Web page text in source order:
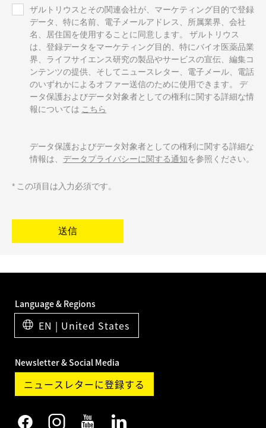
ザルトリウスとその関連会社が、マーケティング目的で登録
データ、特に名前、電子メールアドレス、所属業界、会社
名、居住国を使用することに同意します。 ザルトリウス
は、登録データをマーケティング目的、特にバイオ医薬品業
界、ライフサイエンス研究の製品やサービスの宣伝、編集コ
ンテンツの提供、そしてニュースレター、電子メール、電話
のいずれかによるオファー送信のために使用できます。 デ
ータ保護およびデータ対象者としての権利に関する詳細な情
報については こちら
データ保護およびデータ対象者としての権利に関する詳細な
情報は、 データプライバシーに関する通知を参照ください。
* この項目は入力必須です。
送信
Language & Regions
EN | United States
Newsletter & Social Media
ニュースレターに登録する